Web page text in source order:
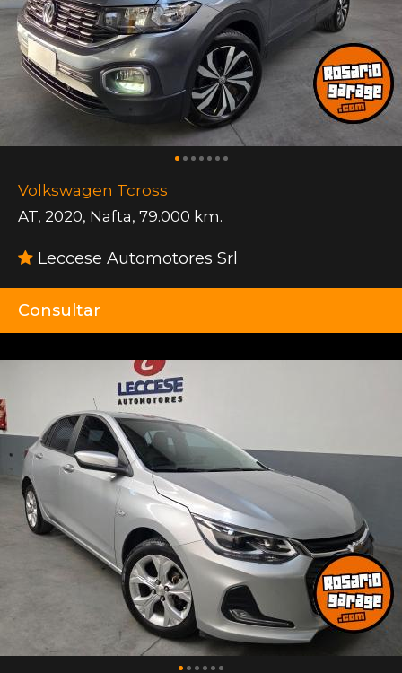
Volkswagen Tcross
AT, 2020, Nafta, 79.000 km.
Leccese Automotores Srl
Consultar